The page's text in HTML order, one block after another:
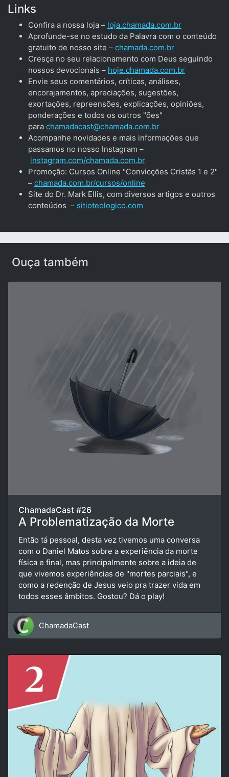
Links
Confira a nossa loja – loja.chamada.com.br
Aprofunde-se no estudo da Palavra com o conteúdo
gratuito de nosso site – chamada.com.br
Cresça no seu relacionamento com Deus seguindo
nossos devocionais – hoje.chamada.com.br
Envie seus comentários, críticas, análises,
encorajamentos, apreciações, sugestões,
exortações, repreensões, explicações, opiniões,
ponderações e todos os outros "ões"
para chamadacast@chamada.com.br
Acompanhe novidades e mais informações que
passamos no nosso Instagram –
instagram.com/chamada.com.br
Promoção: Cursos Online "Convicções Cristãs 1 e 2"
– chamada.com.br/cursos/online
Site do Dr. Mark Ellis, com diversos artigos e outros
conteúdos – sitioteologico.com
Ouça também
ChamadaCast #26
A Problematização da Morte
Então tá pessoal, desta vez tivemos uma conversa
com o Daniel Matos sobre a experiência da morte
física e final, mas principalmente sobre a ideia de
que vivemos experiências de "mortes parciais", e
como a redenção de Jesus veio pra trazer vida em
todos esses âmbitos. Gostou? Dá o play!
ChamadaCast